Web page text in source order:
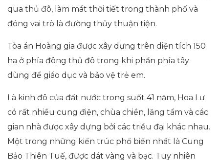
qua thủ đô, làm mát thời tiết trong thành phố và
đóng vai trò là đường thủy thuận tiện.
Tòa án Hoàng gia được xây dựng trên diện tích 150
ha ở phía đông thủ đô trong khi phần phía tây
dùng để giáo dục và bảo vệ trẻ em.
Là kinh đô của đất nước trong suốt 41 năm, Hoa Lư
có rất nhiều cung điện, chùa chiền, lăng tẩm và các
gian nhà được xây dựng bởi các triều đại khác nhau.
Một trong những kiến ​​trúc phổ biến nhất là Cung
Bảo Thiên Tuế, được dát vàng và bạc. Tuy nhiên